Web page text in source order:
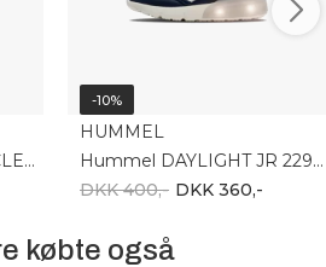
Hummel ACTUS RECYCLED JR 215993-2163
-10%
HUMMEL
Hummel DAYLIGHT JR 229842-1009
DKK 400,- DKK 360,-
købte også